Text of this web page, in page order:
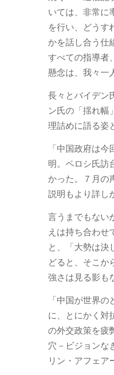
いては、非常に
を行い、どうす
かを話し合う仕
すべての指導者
懸念は、我々一
長々とバイデン
ン氏の「揺れ幅
理詰めに語る姿
「中国政府は
明。ペロシ氏訪
かった。７月の
説明もより詳し
言うまでもない
えは持ち合わせ
と、「大勢は決
どると、そこか
強さは見る影も
「中国が世界
に、とにかく対
の外交政策を疲
穴－ビジョンな
リン・アフェア